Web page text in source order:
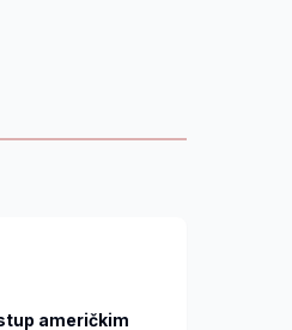
američkim